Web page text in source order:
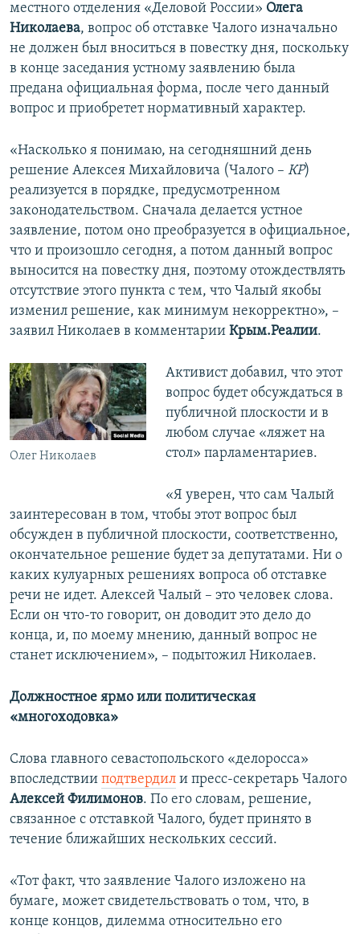
местного отделения «Деловой России» Олега
Николаева, вопрос об отставке Чалого изначально
не должен был вноситься в повестку дня, поскольку
в конце заседания устному заявлению была
предана официальная форма, после чего данный
вопрос и приобретет нормативный характер.
«Насколько я понимаю, на сегодняшний день
решение Алексея Михайловича (Чалого – КР)
реализуется в порядке, предусмотренном
законодательством. Сначала делается устное
заявление, потом оно преобразуется в официальное,
что и произошло сегодня, а потом данный вопрос
выносится на повестку дня, поэтому отождествлять
отсутствие этого пункта с тем, что Чалый якобы
изменил решение, как минимум некорректно», –
заявил Николаев в комментарии Крым.Реалии.
Олег Николаев
Активист добавил, что этот
вопрос будет обсуждаться в
публичной плоскости и в
любом случае «ляжет на
стол» парламентариев.
«Я уверен, что сам Чалый
заинтересован в том, чтобы этот вопрос был
обсужден в публичной плоскости, соответственно,
окончательное решение будет за депутатами. Ни о
каких кулуарных решениях вопроса об отставке
речи не идет. Алексей Чалый – это человек слова.
Если он что-то говорит, он доводит это дело до
конца, и, по моему мнению, данный вопрос не
станет исключением», – подытожил Николаев.
Должностное ярмо или политическая
«многоходовка»
Слова главного севастопольского «делоросса»
впоследствии подтвердил и пресс-секретарь Чалого
Алексей Филимонов. По его словам, решение,
связанное с отставкой Чалого, будет принято в
течение ближайших нескольких сессий.
«Тот факт, что заявление Чалого изложено на
бумаге, может свидетельствовать о том, что, в
конце концов, дилемма относительно его